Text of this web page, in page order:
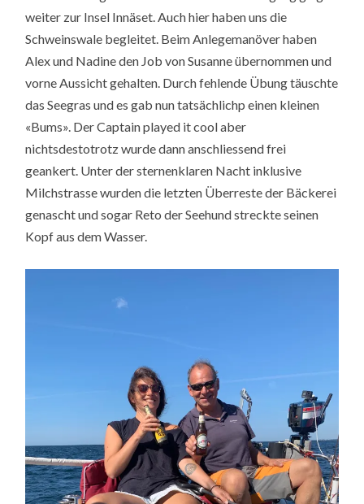
weiter zur Insel Innäset. Auch hier haben uns die
Schweinswale begleitet. Beim Anlegemanöver haben
Alex und Nadine den Job von Susanne übernommen und
vorne Aussicht gehalten. Durch fehlende Übung täuschte
das Seegras und es gab nun tatsächlichp einen kleinen
«Bums». Der Captain played it cool aber
nichtsdestotrotz wurde dann anschliessend frei
geankert. Unter der sternenklaren Nacht inklusive
Milchstrasse wurden die letzten Überreste der Bäckerei
genascht und sogar Reto der Seehund streckte seinen
Kopf aus dem Wasser.